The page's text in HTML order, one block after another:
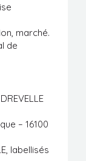
marché.
de
– 16100
labellisés